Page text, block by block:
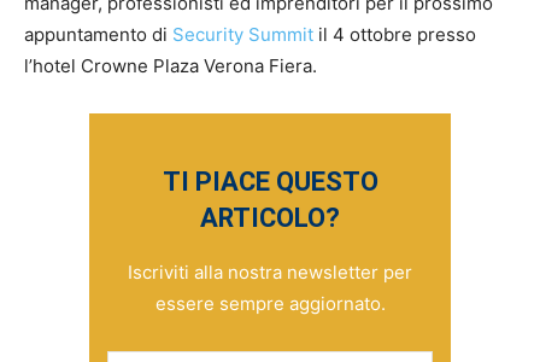
appuntamento di Security Summit il 4 ottobre presso
l’hotel Crowne Plaza Verona Fiera.
TI PIACE QUESTO
ARTICOLO?
Iscriviti alla nostra newsletter per
essere sempre aggiornato.